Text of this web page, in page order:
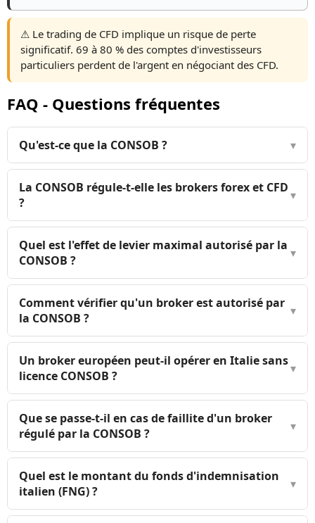
⚠️ Le trading de CFD implique un risque de perte
significatif. 69 à 80 % des comptes d'investisseurs
particuliers perdent de l'argent en négociant des CFD.
FAQ - Questions fréquentes
Qu'est-ce que la CONSOB ? ▾
La CONSOB régule-t-elle les brokers forex et CFD
?
▾
Quel est l'effet de levier maximal autorisé par la
CONSOB ?
▾
Comment vérifier qu'un broker est autorisé par
la CONSOB ?
▾
Un broker européen peut-il opérer en Italie sans
licence CONSOB ?
▾
Que se passe-t-il en cas de faillite d'un broker
régulé par la CONSOB ?
▾
Quel est le montant du fonds d'indemnisation
italien (FNG) ?
▾